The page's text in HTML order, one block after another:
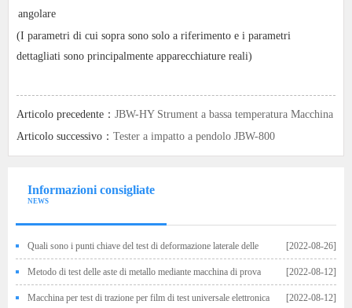
angolare
(I parametri di cui sopra sono solo a riferimento e i parametri
dettagliati sono principalmente apparecchiature reali)
Articolo precedente： JBW-HY Strument a bassa temperatura Macchina
di prova di impatto
Articolo successivo： Tester a impatto a pendolo JBW-800
Informazioni consigliate
NEWS
[2022-08-26]
Quali sono i punti chiave del test di deformazione laterale delle
macchine elettroniche di test universali? [2022-08-12]
Metodo di test delle aste di metallo mediante macchina di prova
[2022-08-12]
Macchina per test di trazione per film di test universale elettronica